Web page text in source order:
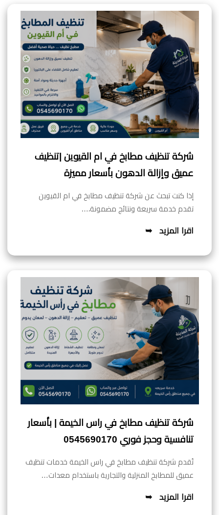
شركة تنظيف مطابخ في ام القيوين |تنظيف
عميق وإزالة الدهون بأسعار مميزة
إذا كنت تبحث عن شركة تنظيف مطابخ في ام القيوين
تقدم خدمة سريعة ونتائج مضمونة،…
اقرا المزيد
شركة تنظيف مطابخ في راس الخيمة | بأسعار
تنافسية وحجز فوري 0545690170
تُقدم شركة تنظيف مطابخ في راس الخيمة خدمات تنظيف
عميق للمطابخ المنزلية والتجارية باستخدام معدات…
اقرا المزيد